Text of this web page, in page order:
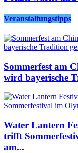
Veranstaltungstipps
Sommerfest am
wird bayerische
Water Lantern
trifft
am...